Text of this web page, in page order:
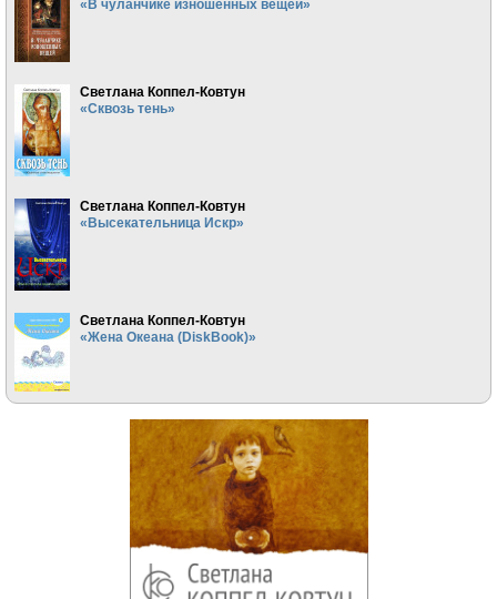
«В чуланчике изношенных вещей»
Светлана Коппел-Ковтун
«Сквозь тень»
Светлана Коппел-Ковтун
«Высекательница Искр»
Светлана Коппел-Ковтун
«Жена Океана (DiskBook)»